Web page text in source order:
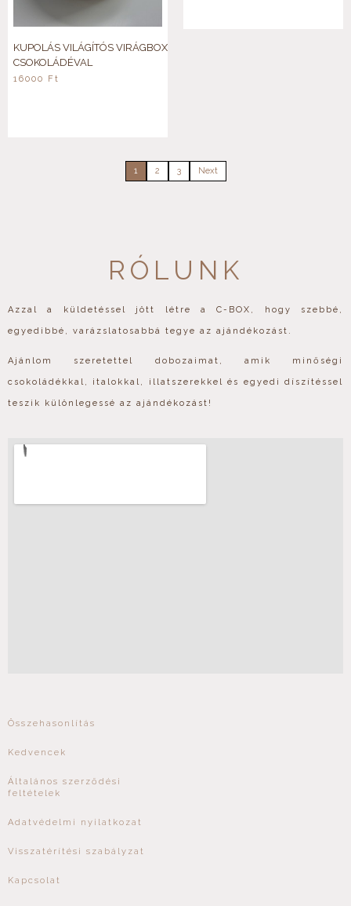
KUPOLÁS VILÁGÍTÓS VIRÁGBOX
CSOKOLÁDÉVAL
16000 Ft
1 2 3 Next
RÓLUNK
Azzal a küldetéssel jött létre a C-BOX, hogy szebbé,
egyedibbé, varázslatosabbá tegye az ajándékozást.
Ajánlom szeretettel dobozaimat, amik minőségi
csokoládékkal, italokkal, illatszerekkel és egyedi díszítéssel
teszik különlegessé az ajándékozást!
Összehasonlítás
Kedvencek
Általános szerződési
feltételek
Adatvédelmi nyilatkozat
Visszatérítési szabályzat
Kapcsolat